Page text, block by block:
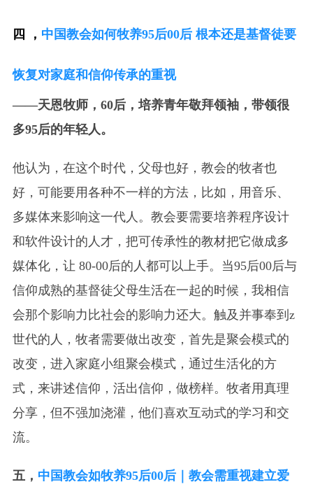
四 ， 中国教会如何牧养95后00后 根本还是基督徒要
恢复对家庭和信仰传承的重视
——天恩牧师，60后，培养青年敬拜领袖，带领很
多95后的年轻人。
他认为，在这个时代，父母也好，教会的牧者也
好，可能要用各种不一样的方法，比如，用音乐、
多媒体来影响这一代人。教会要需要培养程序设计
和软件设计的人才，把可传承性的教材把它做成多
媒体化，让 80-00后的人都可以上手。当95后00后与
信仰成熟的基督徒父母生活在一起的时候，我相信
会那个影响力比社会的影响力还大。触及并事奉到z
世代的人，牧者需要做出改变，首先是聚会模式的
改变，进入家庭小组聚会模式，通过生活化的方
式，来讲述信仰，活出信仰，做榜样。牧者用真理
分享，但不强加浇灌，他们喜欢互动式的学习和交
流。
五， 中国教会如牧养95后00后｜教会需重视建立爱